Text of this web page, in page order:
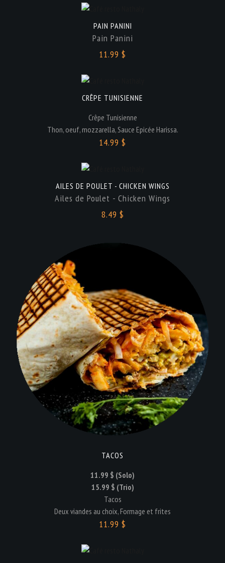
PAIN PANINI
Pain Panini
11.99 $
CRÊPE TUNISIENNE
Crêpe Tunisienne
Thon, oeuf, mozzarella, Sauce Epicée Harissa.
14.99 $
AILES DE POULET - CHICKEN WINGS
Ailes de Poulet - Chicken Wings
8.49 $
TACOS
11.99 $ (Solo)
15.99 $ (Trio)
Tacos
Deux viandes au choix, Formage et frites
11.99 $